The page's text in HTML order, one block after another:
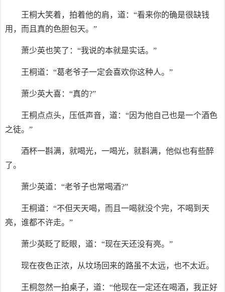
王桐大笑着，拍着他的肩，道：“看来你的确是很缺钱
用，而且真的色胆包天。”
萧少英也笑了：“我说的本就是实话。”
王桐道：“葛老爷子一定会喜欢你这种人。”
萧少英大喜：“真的?”
王桐点点头，压低声音，道：“因为他自己也是一个酒色
之徒。”
酒杯一斟满，就喝光，一喝光，就斟满，他似也有些醉
了。
萧少英道：“老爷子也常喝酒?”
王桐道：“不但天天喝，而且一喝就没个完，不喝到天
亮，谁都不许走。”
萧少英眨了眨眼，道：“现在天还没有亮。”
现在夜色正浓，从坟场回来的路虽不太远，也不太近。
王桐忽然一拍桌子，道：“他现在一定还在喝酒，我正好